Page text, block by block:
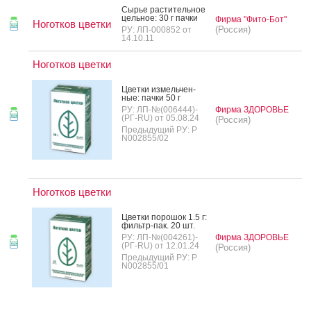
Ноготков цветки
Сырье рас­ти­тель­ное
цель­ное: 30 г пач­ки
РУ: ЛП-000852 от
14.10.11
Фирма "Фито-Бот"
(Россия)
Ноготков цветки
Цвет­ки из­мель­чен­
ные: пач­ки 50 г
РУ: ЛП-№(006444)-
(РГ-RU) от 05.08.24
Предыдущий РУ: Р
N002855/02
Фирма ЗДОРОВЬЕ
(Россия)
Ноготков цветки
Цвет­ки по­рошок 1.5 г:
филь­тр-пак. 20 шт.
РУ: ЛП-№(004261)-
(РГ-RU) от 12.01.24
Предыдущий РУ: Р
N002855/01
Фирма ЗДОРОВЬЕ
(Россия)